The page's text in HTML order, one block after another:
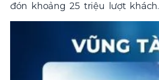
đón khoảng 25 triệu lượt khách.